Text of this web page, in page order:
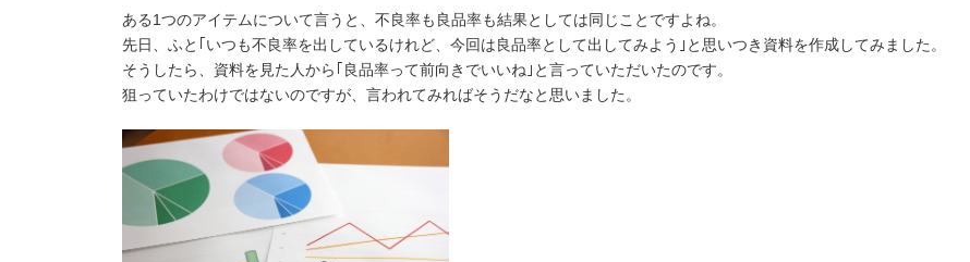
ある1つのアイテムについて言うと、不良率も良品率も結果としては同じことですよね。
先日、ふと｢いつも不良率を出しているけれど、今回は良品率として出してみよう｣と思いつき資料を作成してみました。
そうしたら、資料を見た人から｢良品率って前向きでいいね｣と言っていただいたのです。
狙っていたわけではないのですが、言われてみればそうだなと思いました。